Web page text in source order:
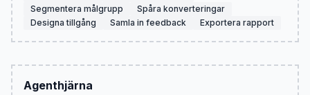
Segmentera målgrupp
Spåra konverteringar
Designa tillgång
Samla in feedback Exportera rapport
Agenthjärna